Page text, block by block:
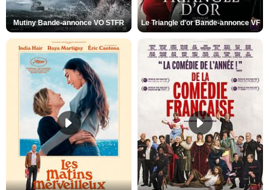
Mutiny Bande-annonce VO STFR Le Triangle d'or Bande-annonce VF